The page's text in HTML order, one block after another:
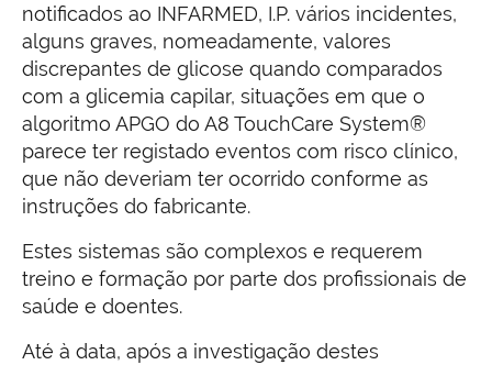
notificados ao INFARMED, I.P. vários incidentes,
alguns graves, nomeadamente, valores
discrepantes de glicose quando comparados
com a glicemia capilar, situações em que o
algoritmo APGO do A8 TouchCare System®
parece ter registado eventos com risco clínico,
que não deveriam ter ocorrido conforme as
instruções do fabricante.
Estes sistemas são complexos e requerem
treino e formação por parte dos profissionais de
saúde e doentes.
Até à data, após a investigação destes